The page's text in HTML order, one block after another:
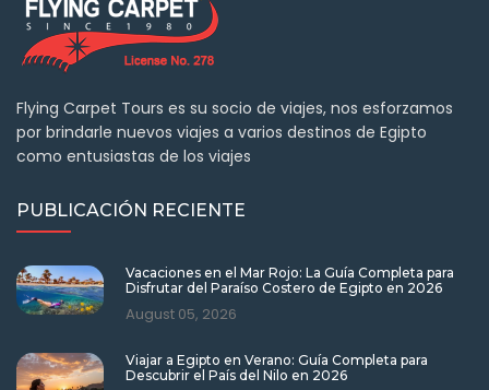
Flying Carpet Tours es su socio de viajes, nos esforzamos
por brindarle nuevos viajes a varios destinos de Egipto
como entusiastas de los viajes
PUBLICACIÓN RECIENTE
Vacaciones en el Mar Rojo: La Guía Completa para
Disfrutar del Paraíso Costero de Egipto en 2026
August 05, 2026
Viajar a Egipto en Verano: Guía Completa para
Descubrir el País del Nilo en 2026